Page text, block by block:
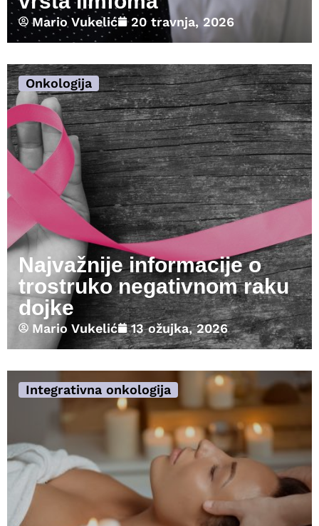
Mario Vukelić 20 travnja, 2026
Onkologija
Najvažnije informacije o
trostruko negativnom raku
dojke
Mario Vukelić 13 ožujka, 2026
Integrativna onkologija